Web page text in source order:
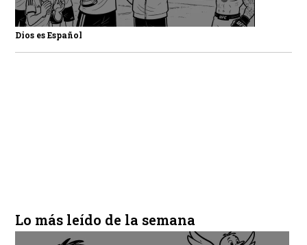
Dios es Español
Lo más leído de la semana